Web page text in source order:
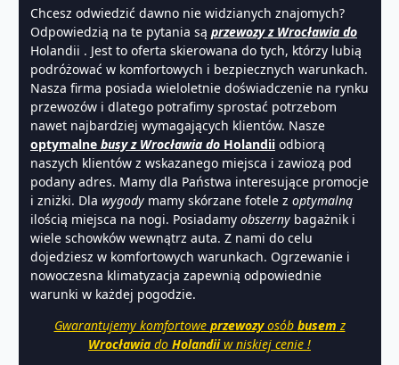
Chcesz odwiedzić dawno nie widzianych znajomych?
Odpowiedzią na te pytania są przewozy z Wrocławia do
Holandii . Jest to oferta skierowana do tych, którzy lubią
podróżować w komfortowych i bezpiecznych warunkach.
Nasza firma posiada wieloletnie doświadczenie na rynku
przewozów i dlatego potrafimy sprostać potrzebom
nawet najbardziej wymagających klientów. Nasze
optymalne busy z Wrocławia do Holandii odbiorą
naszych klientów z wskazanego miejsca i zawiozą pod
podany adres. Mamy dla Państwa interesujące promocje
i zniżki. Dla wygody mamy skórzane fotele z optymalną
ilością miejsca na nogi. Posiadamy obszerny bagażnik i
wiele schowków wewnątrz auta. Z nami do celu
dojedziesz w komfortowych warunkach. Ogrzewanie i
nowoczesna klimatyzacja zapewnią odpowiednie
warunki w każdej pogodzie.
Gwarantujemy komfortowe przewozyosób busem z
Wrocławia do Holandiiw niskiej cenie !